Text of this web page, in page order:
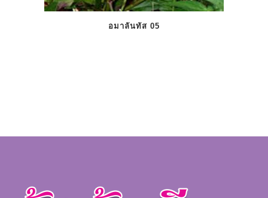
อมาลันทัส 05